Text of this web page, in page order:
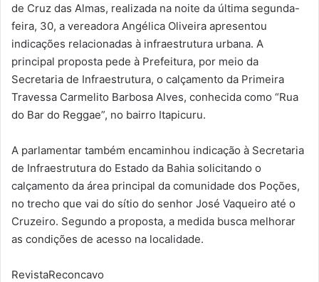
de Cruz das Almas, realizada na noite da última segunda-
feira, 30, a vereadora Angélica Oliveira apresentou
indicações relacionadas à infraestrutura urbana. A
principal proposta pede à Prefeitura, por meio da
Secretaria de Infraestrutura, o calçamento da Primeira
Travessa Carmelito Barbosa Alves, conhecida como “Rua
do Bar do Reggae”, no bairro Itapicuru.
A parlamentar também encaminhou indicação à Secretaria
de Infraestrutura do Estado da Bahia solicitando o
calçamento da área principal da comunidade dos Poções,
no trecho que vai do sítio do senhor José Vaqueiro até o
Cruzeiro. Segundo a proposta, a medida busca melhorar
as condições de acesso na localidade.
RevistaReconcavo